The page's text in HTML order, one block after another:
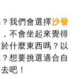
我們會選擇沙發
不會坐起來覺得
什麼東西嗎？以
想要挑選適合自
吧！